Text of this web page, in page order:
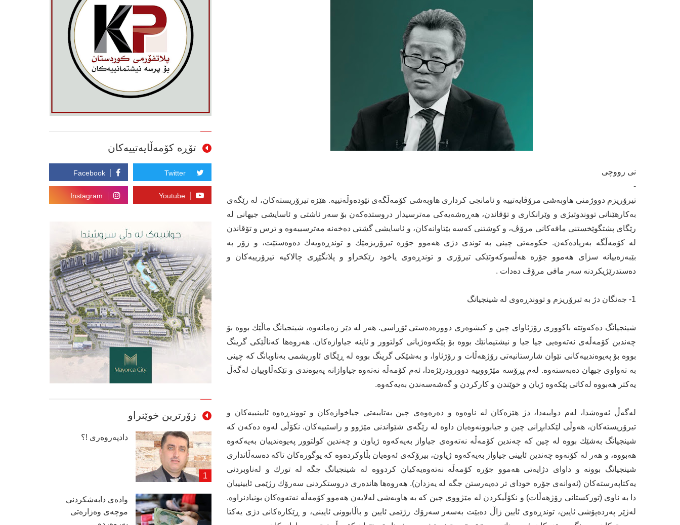
نی رووچی
-
تیرۆریزم دووژمنی هاوبه‌شی مرۆڤایه‌تییه‌ و ئامانجی كرداری هاوبه‌شی كۆمه‌ڵگەی نێوده‌وڵه‌تییه‌. هێزه‌ تیرۆریسته‌كان، له‌ رێگەی
به‌كارهێنانی تووندوتیژی و وێرانكاری و تۆقاندن، هه‌ڕه‌شه‌یه‌كی مه‌ترسیدار دروستده‌كه‌ن بۆ سه‌ر ئاشتی و ئاسایشی جیهانی له‌
رێگای پشتگوێخستنی مافه‌كانی مرۆڤ، و كوشتنی كه‌سه‌ بێتاوانه‌كان، و ئاسایشی گشتی ده‌خه‌نه‌ مه‌ترسییه‌وه‌ و ترس و تۆقاندن
له‌ كۆمه‌ڵگە به‌رپاده‌كه‌ن. حكومه‌تی چینی به‌ توندی دژی هه‌موو جۆره‌ تیرۆریزمێك و توندڕه‌ویه‌ك ده‌وه‌ستێت، و زۆر به‌
بێبه‌زه‌ییانه‌ سزای هه‌موو جۆره‌ هه‌ڵسوكه‌وتێكی تیرۆری و توندڕه‌وی یاخود رێكخراو و پلانگێڕی چالاكیه‌ تیرۆرییه‌كان و
ده‌ستدرێژیكردنه‌ سه‌ر مافی مرۆڤ ده‌دات .
1- جه‌نگان دژ به‌ تیرۆریزم و تووندڕه‌وی له‌ شینجیانگ
شینجیانگ ده‌كه‌وێته‌ باكووری رۆژئاوای چین و كیشوه‌ری دووره‌ده‌ستی ئۆڕاسی. هه‌ر له‌ دێر زه‌مانه‌وه‌، شینجیانگ ماڵێك بووه‌ بۆ
چه‌ندین كۆمه‌ڵه‌ی نه‌ته‌وه‌یی جیا جیا و نیشتیمانێك بووه‌ بۆ پێكه‌وه‌ژیانی كولتوور و ئاینه‌ جیاوازه‌كان. هه‌روه‌ها كه‌ناڵێكی گرینگ
بووه‌ بۆ په‌یوه‌ندییه‌كانی نێوان شارستانیه‌تی رۆژهه‌ڵات و رۆژئاوا، و به‌شێكی گرینگ بووه‌ له‌ ڕێگای ئاوریشمی به‌ناوبانگ كه‌ چینی
به‌ ته‌واوی جیهان ده‌به‌سته‌وه‌. له‌م پڕۆسه‌ مێژووییه‌ دوورودرێژه‌دا، ئه‌م كۆمه‌ڵه‌ نه‌ته‌وه‌ جیاوازانه‌ په‌یوه‌ندی و تێكه‌ڵاوییان له‌گه‌ڵ
یه‌كتر هه‌بووه‌ له‌كاتی پێكه‌وه‌ ژیان و خوێندن و كاركردن و گه‌شه‌سه‌ندن به‌یه‌كه‌وه‌.
له‌گه‌ڵ ئه‌وه‌شدا، له‌م دواییه‌دا، دژ هێزه‌كان له‌ ناوه‌وه‌ و ده‌ره‌وه‌ی چین به‌تایبه‌تی جیاخوازه‌كان و تووندڕه‌وه‌ ئایینییه‌كان و
تیرۆریسته‌كان، هه‌وڵی لێكدابڕانی چین و جیابوونه‌وه‌یان داوه‌ له‌ رێگەی شێواندنی مێژوو و راستییه‌كان. نكۆڵی له‌وه‌ ده‌كه‌ن كه‌
شینجیانگ به‌شێك بووه‌ له‌ چین كه‌ چه‌ندین كۆمه‌ڵه‌ نه‌ته‌وه‌ی جیاواز به‌یه‌كه‌وه‌ ژیاون و چه‌ندین كو‌لتوور په‌یوه‌ندییان به‌یه‌كه‌وه‌
هه‌بووه‌، و هه‌ر له‌ كۆنه‌وه‌ چه‌ندین ئایینی جیاواز به‌یه‌كه‌وه‌ ژیاون، بیرۆكه‌ی ئه‌وه‌یان بڵاوكرده‌وه‌ كه‌ یوگوره‌كان تاكه‌ ده‌سه‌ڵاتداری
شینجیانگ بوونه‌ و داوای دژایه‌تی هه‌موو جۆره‌ كۆمه‌ڵه‌ نه‌ته‌وه‌یه‌كیان كردووه‌ له‌ شینجیانگ جگه‌ له‌ تورك و له‌ناوبردنی
یه‌كتاپه‌رسته‌كان (ئه‌وانه‌ی جۆره‌ خودای تر ده‌په‌رستن جگه‌ له‌ یه‌زدان). هه‌روه‌ها هانده‌ری دروستكردنی سه‌رۆك رژێمی ئایینییان
دا به‌ ناوی (توركستانی رۆژهه‌ڵات) و نكۆڵیكردن له‌ مێژووی چین كه‌ به‌ هاوبه‌شی له‌لایه‌ن هه‌موو كۆمه‌ڵه‌ نه‌ته‌وه‌‌كان بونیادنراوه‌.
له‌ژێر په‌رده‌پۆشی ئایین، توندڕه‌وی ئایین زاڵ ده‌بێت به‌سه‌ر سه‌رۆك رژێمی ئایین و باڵابوونی ئایینی، و ڕێكاره‌كانی دژی یه‌كتا
تۆڕە کۆمەڵایەتییەکان
زۆرترین خوێنراو
دادپەروەری !؟
وادەی دابەشكردنی
موچەی وەزارەتی